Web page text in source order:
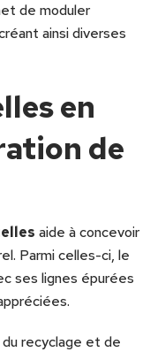
de moduler
ainsi diverses
en
de
aide à concevoir
Parmi celles-ci, le
ses lignes épurées
recyclage et de